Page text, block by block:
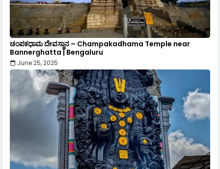
ಚಂಪಕಧಾಮ ದೇವಸ್ಥಾನ – Champakadhama Temple near
Bannerghatta | Bengaluru
June 25, 2025